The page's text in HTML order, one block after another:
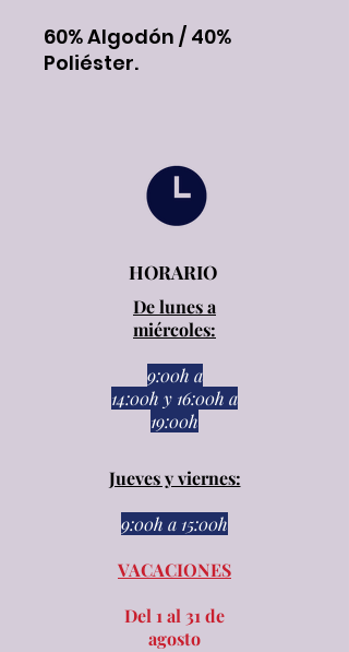
60% Algodón / 40%
Poliéster.
HORARIO
De lunes a
miércoles:
9:00h a
14:00h y 16:00h a
19:00h
Jueves y viernes:
9:00h a 15:00h​​
VACACIONES
Del 1 al 31 de
agosto